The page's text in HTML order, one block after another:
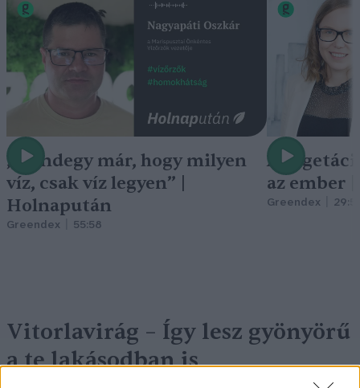
„Mindegy már, hogy milyen
víz, csak víz legyen” |
Holnapután
Greendex 55:58
A
az ember
Greendex
Vitorlavirág – Így lesz gyönyörű
a te lakásodban is